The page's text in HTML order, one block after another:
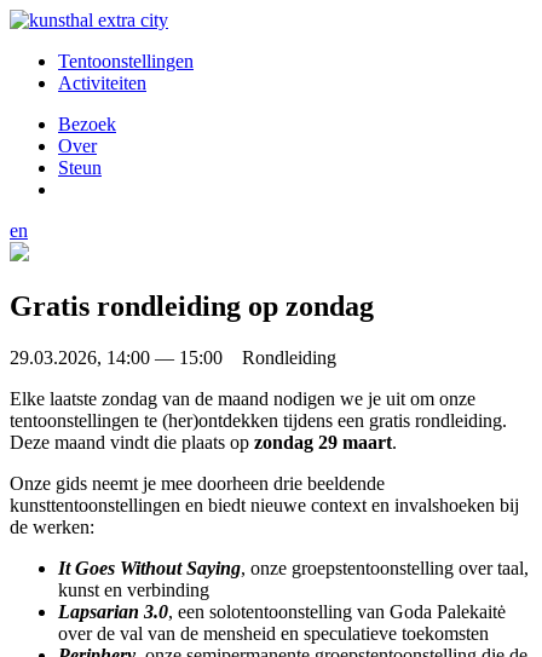
Tentoonstellingen
Activiteiten
Bezoek
Over
Steun
en
Gratis rondleiding op zondag
29.03.2026, 14:00 — 15:00 Rondleiding
Elke laatste zondag van de maand nodigen we je uit om onze
tentoonstellingen te (her)ontdekken tijdens een gratis rondleiding.
Deze maand vindt die plaats op zondag 29 maart.
Onze gids neemt je mee doorheen drie beeldende
kunsttentoonstellingen en biedt nieuwe context en invalshoeken bij
de werken:
It Goes Without Saying, onze groepstentoonstelling over taal,
kunst en verbinding
Lapsarian 3.0, een solotentoonstelling van Goda Palekaitė
over de val van de mensheid en speculatieve toekomsten